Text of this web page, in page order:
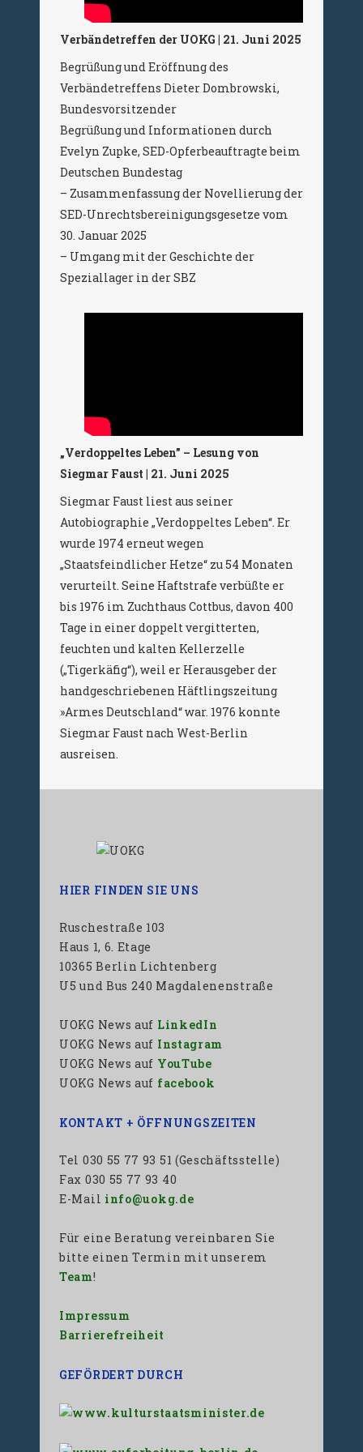
Verbändetreffen der UOKG | 21. Juni 2025
Begrüßung und Eröffnung des
Verbändetreffens Dieter Dombrowski,
Bundesvorsitzender
Begrüßung und Informationen durch
Evelyn Zupke, SED-Opferbeauftragte beim
Deutschen Bundestag
– Zusammenfassung der Novellierung der
SED-Unrechtsbereinigungsgesetze vom
30. Januar 2025
– Umgang mit der Geschichte der
Speziallager in der SBZ
„Verdoppeltes Leben” – Lesung von
Siegmar Faust | 21. Juni 2025
Siegmar Faust liest aus seiner
Autobiographie „Verdoppeltes Leben“. Er
wurde 1974 erneut wegen
„Staatsfeindlicher Hetze“ zu 54 Monaten
verurteilt. Seine Haftstrafe verbüßte er
bis 1976 im Zuchthaus Cottbus, davon 400
Tage in einer doppelt vergitterten,
feuchten und kalten Kellerzelle
(„Tigerkäfig“), weil er Herausgeber der
handgeschriebenen Häftlingszeitung
»Armes Deutschland“ war. 1976 konnte
Siegmar Faust nach West-Berlin
ausreisen.
HIER FINDEN SIE UNS
Ruschestraße 103
Haus 1, 6. Etage
10365 Berlin Lichtenberg
U5 und Bus 240 Magdalenenstraße
UOKG News auf LinkedIn
UOKG News auf Instagram
UOKG News auf YouTube
UOKG News auf facebook
KONTAKT + ÖFFNUNGSZEITEN
Tel 030 55 77 93 51 (Geschäftsstelle)
Fax 030 55 77 93 40
E-Mail info@uokg.de
Für eine Beratung vereinbaren Sie
bitte einen Termin mit unserem
Team!
Impressum
Barrierefreiheit
GEFÖRDERT DURCH